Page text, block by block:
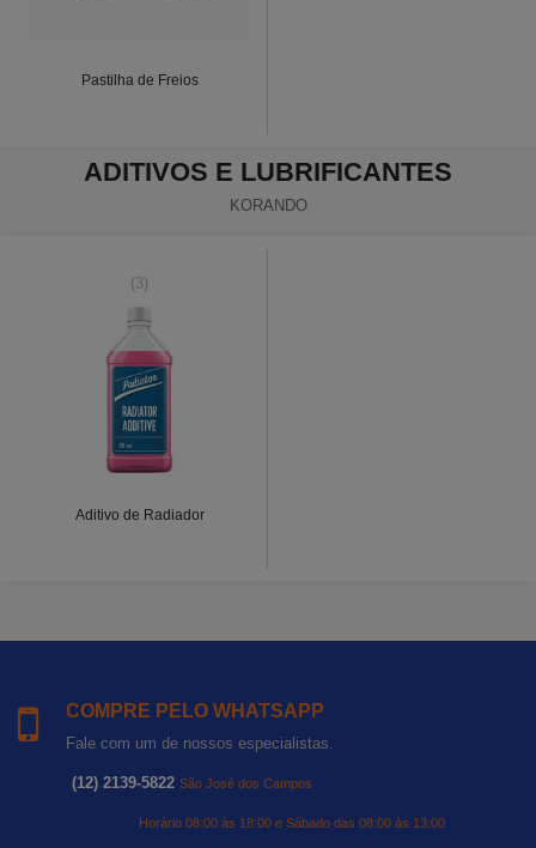
Pastilha de Freios
ADITIVOS E LUBRIFICANTES
KORANDO
(3)
Aditivo de Radiador
COMPRE PELO WHATSAPP
Fale com um de nossos especialistas.
(12) 2139-5822 São José dos Campos
Horário 08:00 às 18:00 e Sábado das 08:00 às 13:00